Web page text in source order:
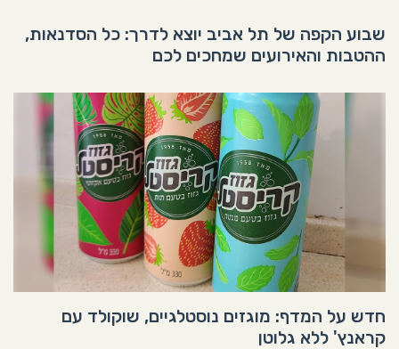
שבוע הקפה של תל אביב יוצא לדרך: כל הסדנאות,
ההטבות והאירועים שמחכים לכם
חדש על המדף: מוגזים נוסטלגיים, שוקולד עם
קראנץ' ללא גלוטן